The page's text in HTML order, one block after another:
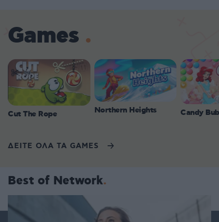
Games
Cut The Rope Northern Heights Candy
ΔΕΙΤΕ ΟΛΑ ΤΑ GAMES
Best of Network